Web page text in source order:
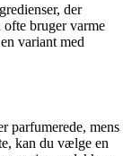
der
bruger varme
variant med
parfumerede, mens
kan du vælge en